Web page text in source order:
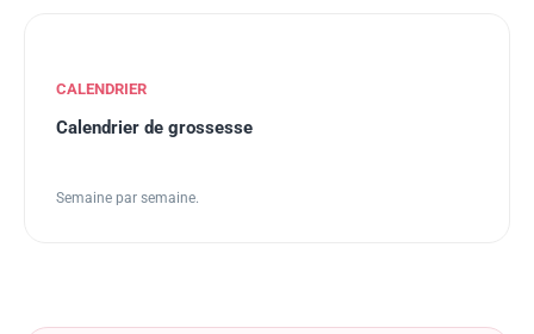
CALENDRIER
Calendrier de grossesse
Semaine par semaine.